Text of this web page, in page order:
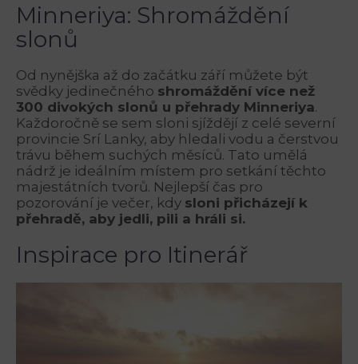
Minneriya: Shromáždění
slonů
Od nynějška až do začátku září můžete být
svědky jedinečného shromáždění více než
300 divokých slonů u přehrady Minneriya.
Každoročně se sem sloni sjíždějí z celé severní
provincie Srí Lanky, aby hledali vodu a čerstvou
trávu během suchých měsíců. Tato umělá
nádrž je ideálním místem pro setkání těchto
majestátních tvorů. Nejlepší čas pro
pozorování je večer, kdy sloni přicházejí k
přehradě, aby jedli, pili a hráli si.
Inspirace pro Itinerář